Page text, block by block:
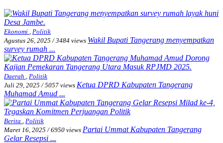
Ekonomi
Politik
Agustus 26, 2025 / 3484 views Wakil Bupati Tangerang menyempatkan
survey rumah ...
Daerah
Politik
Juli 29, 2025 / 5057 views Ketua DPRD Kabupaten Tangerang
Muhamad Amud ...
Berita
Politik
Maret 16, 2025 / 6950 views Partai Ummat Kabupaten Tangerang
Gelar Resepsi ...